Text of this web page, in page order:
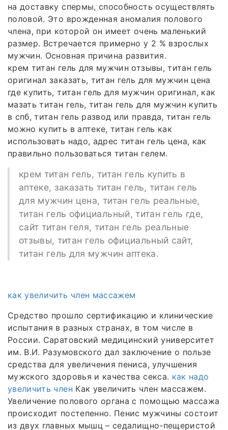
на доставку спермы, способность осуществлять
половой. Это врожденная аномалия полового
члена, при которой он имеет очень маленький
размер. Встречается примерно у 2 % взрослых
мужчин. Основная причина развития.
крем титан гель для мужчин отзывы, титан гель
оригинал заказать, титан гель для мужчин цена
где купить, титан гель для мужчин оригинал, как
мазать титан гель, титан гель для мужчин купить
в спб, титан гель развод или правда, титан гель
можно купить в аптеке, титан гель как
использовать надо, адрес титан гель цена, как
правильно пользоваться титан гелем.
крем титан гель, титан гель купить в
аптеке, заказать титан гель, титан гель
для мужчин цена, титан гель реальные,
титан гель официальный, титан гель где,
сайт титан геля, титан гель реальные
отзывы, титан гель официальный сайт,
титан гель для мужчин аптека.
как увеличить член массажем
Средство прошло сертификацию и клинические
испытания в разных странах, в том числе в
России. Саратовский медицинский университет
им. В.И. Разумовского дал заключение о пользе
средства для увеличения пениса, улучшения
мужского здоровья и качества секса. как надо
увеличить член Как увеличить член массажем.
Увеличение полового органа с помощью массажа
происходит постепенно. Пенис мужчины состоит
из двух главных мышц – седалищно-пещеристой